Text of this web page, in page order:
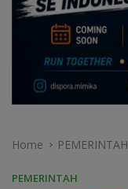
Home PEMERINTAH
PEMERINTAH